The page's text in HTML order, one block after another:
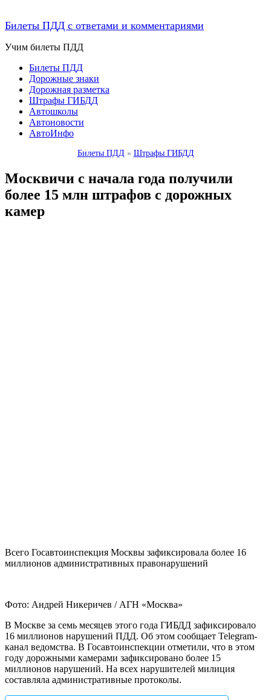
Билеты ПДД с ответами и комментариями
Учим билеты ПДД
Билеты ПДД
Дорожные знаки
Дорожная разметка
Штрафы ГИБДД
Автошколы
Автоновости
АвтоИнфо
Билеты ПДД » Штрафы ГИБДД
Москвичи с начала года получили
более 15 млн штрафов с дорожных
камер
Всего Госавтоинспекция Москвы зафиксировала более 16
миллионов административных правонарушений
Фото: Андрей Никеричев / АГН «Москва»
В Москве за семь месяцев этого года ГИБДД зафиксировало
16 миллионов нарушений ПДД. Об этом сообщает Telegram-
канал ведомства. В Госавтоинспекции отметили, что в этом
году дорожными камерами зафиксировано более 15
миллионов нарушений. На всех нарушителей милиция
составляла административные протоколы.